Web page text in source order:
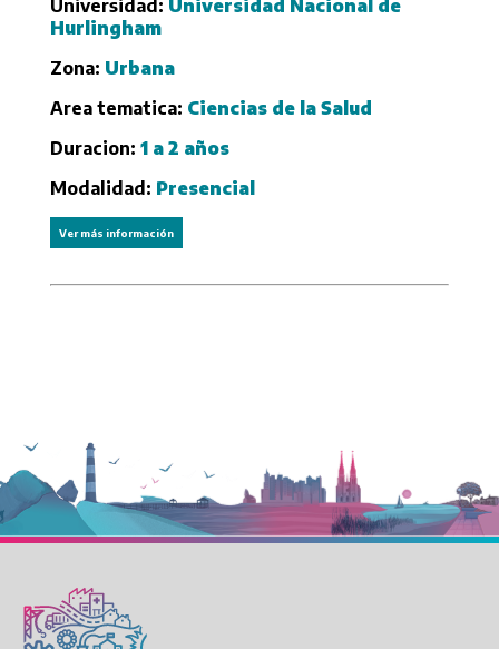
Universidad: Universidad Nacional de
Hurlingham
Zona: Urbana
Area tematica: Ciencias de la Salud
Duracion: 1 a 2 años
Modalidad: Presencial
Ver más información